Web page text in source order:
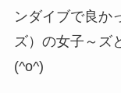
ンダイブで良か
ズ）の女子～ズ
(^o^)